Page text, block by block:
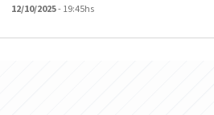
12/10/2025- 19:45hs